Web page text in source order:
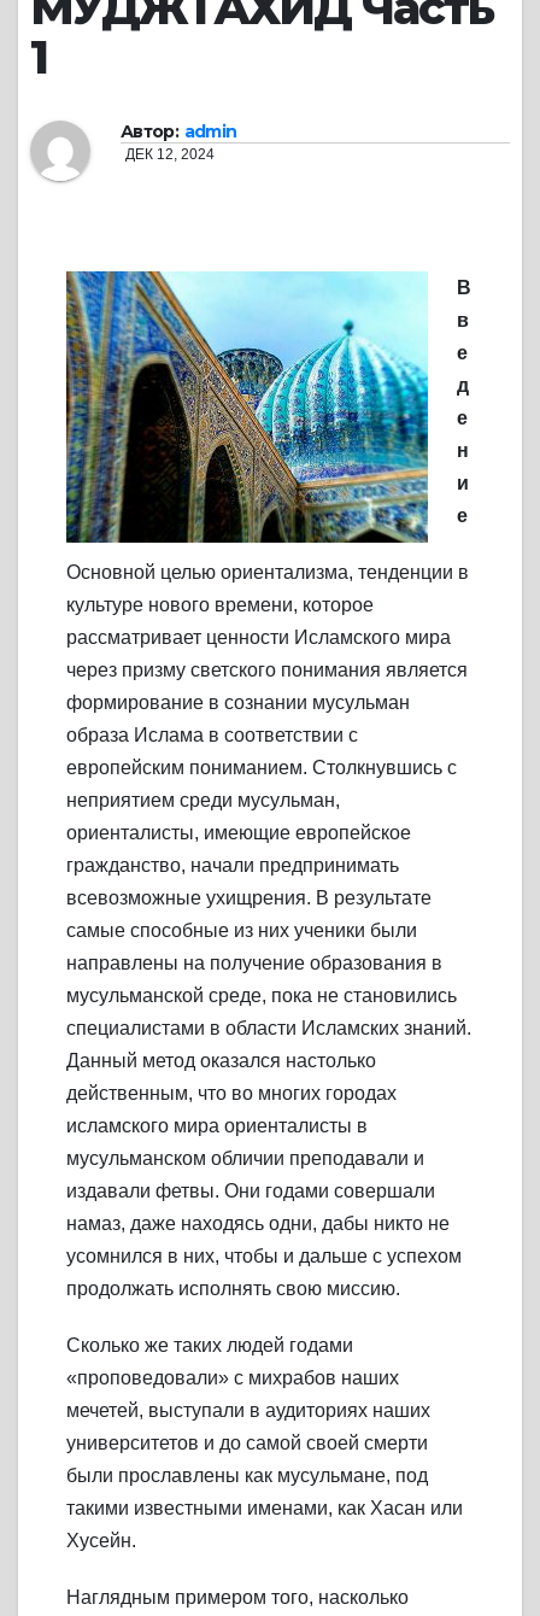
1
Автор: admin
ДЕК 12, 2024
В
в
е
д
е
н
и
е
Основной целью ориентализма, тенденции в
культуре нового времени, которое
рассматривает ценности Исламского мира
через призму светского понимания является
формирование в сознании мусульман
образа Ислама в соответствии с
европейским пониманием. Столкнувшись с
неприятием среди мусульман,
ориенталисты, имеющие европейское
гражданство, начали предпринимать
всевозможные ухищрения. В результате
самые способные из них ученики были
направлены на получение образования в
мусульманской среде, пока не становились
специалистами в области Исламских знаний.
Данный метод оказался настолько
действенным, что во многих городах
исламского мира ориенталисты в
мусульманском обличии преподавали и
издавали фетвы. Они годами совершали
намаз, даже находясь одни, дабы никто не
усомнился в них, чтобы и дальше с успехом
продолжать исполнять свою миссию.
Сколько же таких людей годами
«проповедовали» с михрабов наших
мечетей, выступали в аудиториях наших
университетов и до самой своей смерти
были прославлены как мусульмане, под
такими известными именами, как Хасан или
Хусейн.
Наглядным примером того, насколько